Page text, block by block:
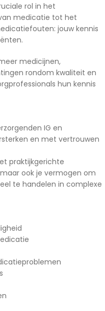
rol in het
medicatie tot het
jouw kennis
medicijnen,
rondom kwaliteit en
hun kennis
IG en
en met vertrouwen
praktijkgerichte
ook je vermogen om
te handelen in complexe